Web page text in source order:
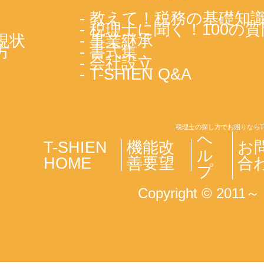
状
- 教えて！税務の基礎知
- 税理士に聞く！100の
- 事業継承
- 書式集
- 会社設立
- T-SHIEN Q&A
税理士の探し方でお困りなら
T-SHIEN
HOME
機能改
善要望
ヘ
ル
プ
お
合
Copyright © 2011